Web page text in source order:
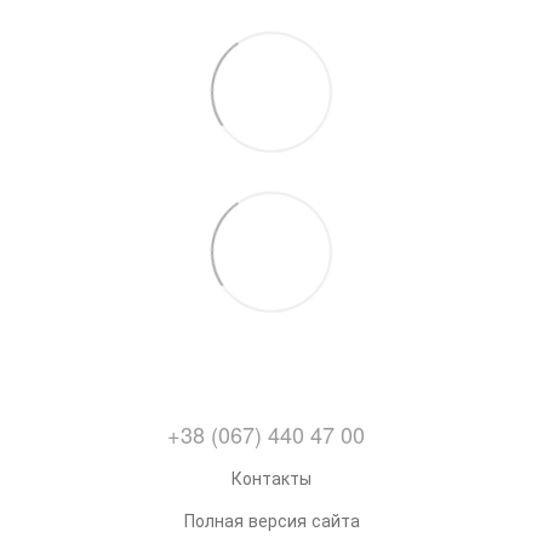
+38 (067) 440 47 00
Контакты
Полная версия сайта